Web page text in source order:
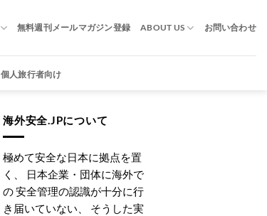
無料週刊メールマガジン登録 ABOUT US お問い合わせ
個人旅行者向け
海外安全.JPについて
極めて安全な日本に拠点を置
く、 日本企業・団体に海外で
の 安全管理の認識が十分に行
き届いていない、 そうした実